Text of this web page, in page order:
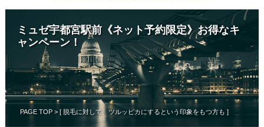
ミュゼ宇都宮駅前《ネット予約限定》お得なキ
ャンペーン！
PAGE TOP> [ 脱毛に対して、ツルッピカにするという印象をもつ方も ]